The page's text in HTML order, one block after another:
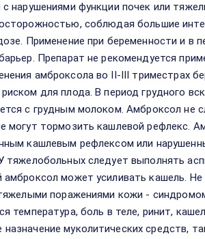
нарушениями функции почек или
соблюдая большие
Применение при беременности и в
Препарат не рекомендуется
амброксола во II-III триместрах
для плода. В период грудного
с грудным молоком. Амброксол не
могут тормозить кашлевой рефлекс.
кашлевым рефлексом или
тяжелобольных следует выполнять
амброксол может усиливать кашель.
поражениями кожи -
температура, боль в теле, ринит,
муколитических средств,